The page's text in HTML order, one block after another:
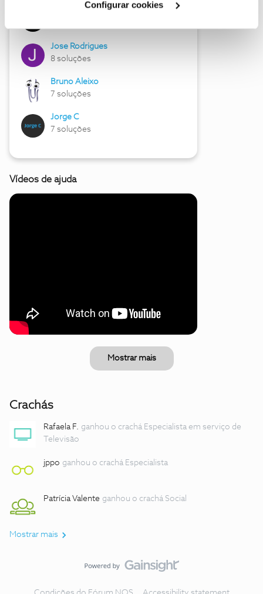
Configurar cookies
Jose Rodrigues
8 soluções
Bruno Aleixo
7 soluções
Jorge C
7 soluções
Vídeos de ajuda
Mostrar mais
Crachás
Rafaela F. ganhou o crachá Especialista em serviço de
Televisão
jppo ganhou o crachá Especialista
Patrícia Valente ganhou o crachá Social
Mostrar mais